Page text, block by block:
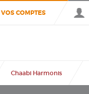
VALIDER
COMPTES
Chaabi Harmonis